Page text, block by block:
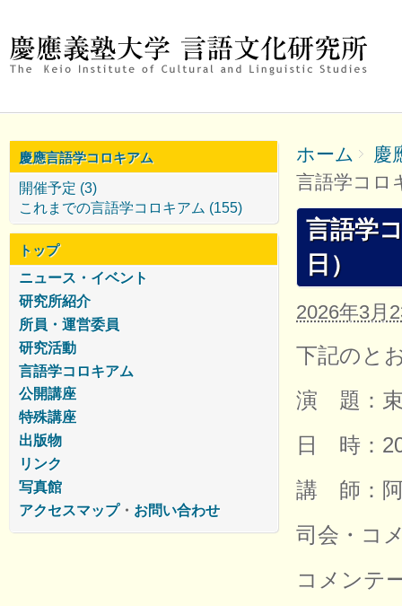
ホーム
慶
言語学コロ
言語学
日）
2026年3月
下記のと
演 題：束
日 時：
講 師：
司会・コ
コメンテ
慶應言語学コロキアム
開催予定 (3)
これまでの言語学コロキアム (155)
トップ
ニュース・イベント
研究所紹介
所員・運営委員
研究活動
言語学コロキアム
公開講座
特殊講座
出版物
リンク
写真館
アクセスマップ・ お問い合わせ